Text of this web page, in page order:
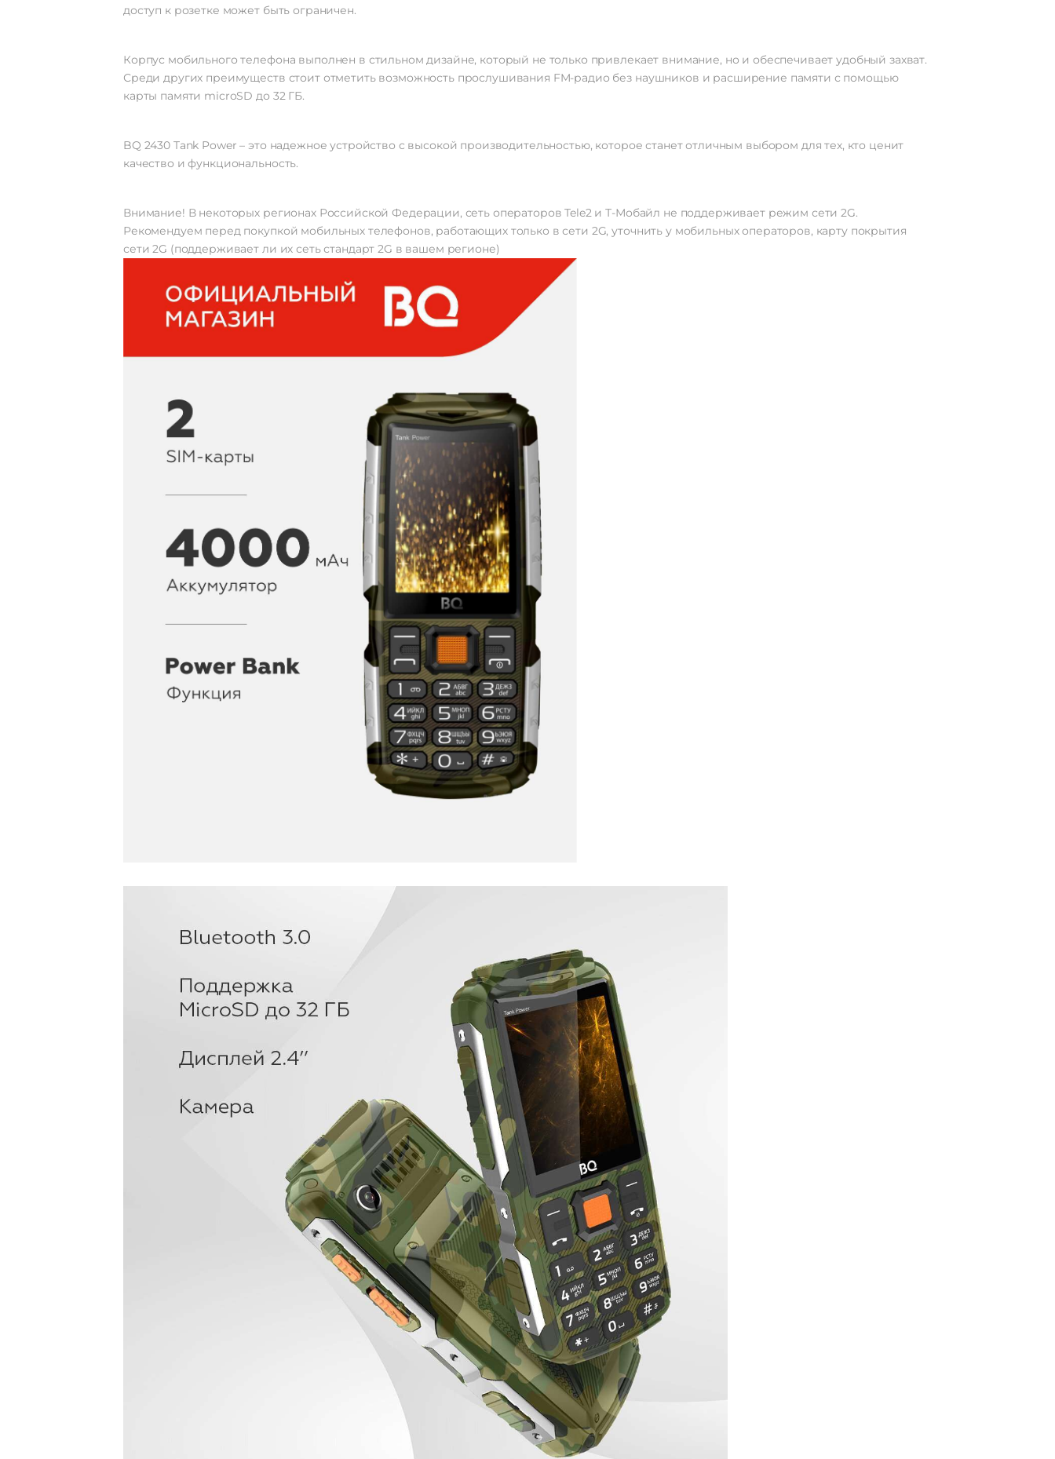
доступ к розетке может быть ограничен.
Корпус мобильного телефона выполнен в стильном дизайне, который не только привлекает внимание, но и обеспечивает удобный захват.
Среди других преимуществ стоит отметить возможность прослушивания FM-радио без наушников и расширение памяти с помощью
карты памяти microSD до 32 ГБ.
BQ 2430 Tank Power – это надежное устройство с высокой производительностью, которое станет отличным выбором для тех, кто ценит
качество и функциональность.
Внимание! В некоторых регионах Российской Федерации, сеть операторов Tele2 и Т-Мобайл не поддерживает режим сети 2G.
Рекомендуем перед покупкой мобильных телефонов, работающих только в сети 2G, уточнить у мобильных операторов, карту покрытия
сети 2G (поддерживает ли их сеть стандарт 2G в вашем регионе)